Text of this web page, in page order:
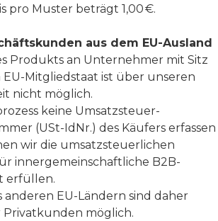
pro Muster beträgt 1,00 €.
aus dem EU-Ausland
Produkts an Unternehmer mit Sitz
Mitgliedstaat ist über unseren
nicht möglich.
keine Umsatzsteuer-
(USt-IdNr.) des Käufers erfassen
wir die umsatzsteuerlichen
innergemeinschaftliche B2B-
erfüllen.
anderen EU-Ländern sind daher
Privatkunden möglich.